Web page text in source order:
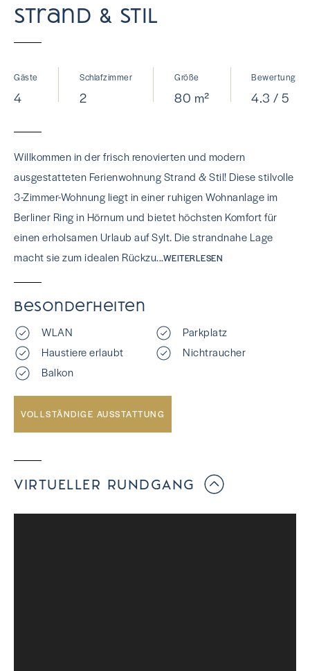
Strand & Stil
Gäste
4
Schlafzimmer
2
Größe
80 m²
Bewertung
4.3 / 5
Willkommen in der frisch renovierten und modern
ausgestatteten Ferienwohnung Strand & Stil! Diese stilvolle
3-Zimmer-Wohnung liegt in einer ruhigen Wohnanlage im
Berliner Ring in Hörnum und bietet höchsten Komfort für
einen erholsamen Urlaub auf Sylt. Die strandnahe Lage
macht sie zum idealen Rückzu...WEITERLESEN
Besonderheiten
WLAN
Parkplatz
Haustiere erlaubt
Nichtraucher
Balkon
VOLLSTÄNDIGE AUSSTATTUNG
VIRTUELLER RUNDGANG